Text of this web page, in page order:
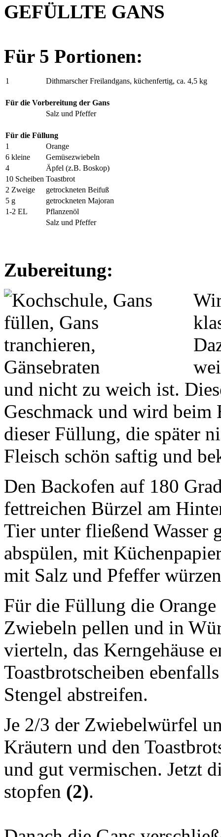
GEFÜLLTE GANS
Für 5 Portionen:
1 Dithmarscher Freilandgans, küchenfertig, ca. 4,5 kg
Für die Vorbereitung der Gans
Salz und Pfeffer
Für die Füllung
1
Orange
6 kleine
Gemüsezwiebeln
4
Äpfel (z.B. Boskop)
10 Scheiben Toastbrot
2 Zweige
getrockneten Beifuß
5 g
getrockneten Majoran
1-2 EL
Pflanzenöl
Salz und Pfeffer
Zubereitung:
und nicht zu weich ist.
Geschmack und wird beim
dieser Füllung, die später
Fleisch schön saftig und
Den Backofen auf 180
fettreichen Bürzel am
Tier unter fließend Wasser
abspülen, mit
mit Salz und Pfeffer
Für die Füllung die
Zwiebeln pellen und in
vierteln, das Kerngehäuse
Toastbrotscheiben
Stengel abstreifen.
Je 2/3 der Zwiebelwürfel
Kräutern und den
und gut vermischen. Jetzt
stopfen (2).